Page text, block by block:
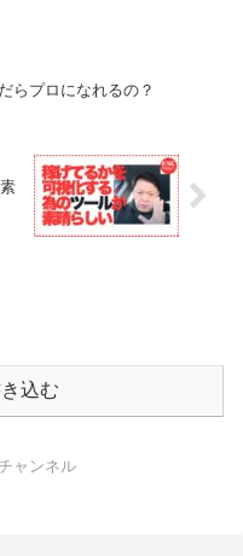
らプロになれるの？
込む
ャンネル